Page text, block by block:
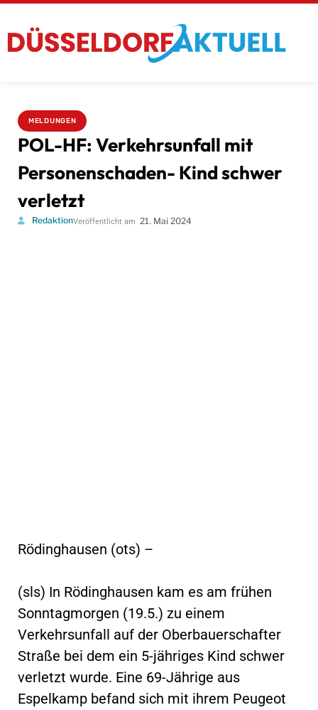
MELDUNGEN
POL-HF: Verkehrsunfall mit
Personenschaden- Kind schwer
verletzt
RedaktionVeröffentlicht am 21. Mai 2024
Rödinghausen (ots) –
(sls) In Rödinghausen kam es am frühen
Sonntagmorgen (19.5.) zu einem
Verkehrsunfall auf der Oberbauerschafter
Straße bei dem ein 5-jähriges Kind schwer
verletzt wurde. Eine 69-Jährige aus
Espelkamp befand sich mit ihrem Peugeot